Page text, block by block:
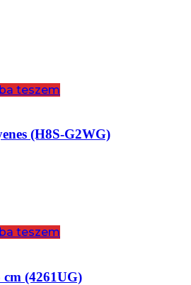
teszem
(H8S-G2WG)
teszem
cm (4261UG)